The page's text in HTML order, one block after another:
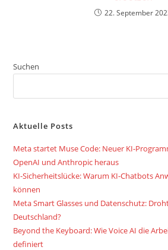
22. September
Suchen
Aktuelle Posts
Meta startet Muse Code: Neuer KI-
OpenAI und Anthropic heraus
KI-Sicherheitslücke: Warum KI-Chatbots
können
Meta Smart Glasses und Datenschutz:
Deutschland?
Beyond the Keyboard: Wie Voice AI die
definiert